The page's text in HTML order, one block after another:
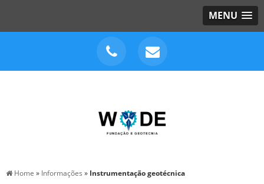
MENU
Home » Informações » Instrumentação geotécnica